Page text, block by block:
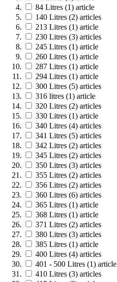
84 Litres (1) article
140 Litres (2) articles
213 Litres (1) article
230 Litres (3) articles
245 Litres (1) article
260 Litres (1) article
287 Litres (1) article
294 Litres (1) article
300 Litres (5) articles
316 litres (1) article
320 Litres (2) articles
330 Litres (1) article
340 Litres (4) articles
341 Litres (5) articles
342 Litres (2) articles
345 Litres (2) articles
350 Litres (3) articles
355 Litres (2) articles
356 Litres (2) articles
360 Litres (6) articles
365 Litres (1) article
368 Litres (1) article
371 Litres (2) articles
380 Litres (3) articles
385 Litres (1) article
400 Litres (4) articles
401 - 500 Litres (1) article
410 Litres (3) articles